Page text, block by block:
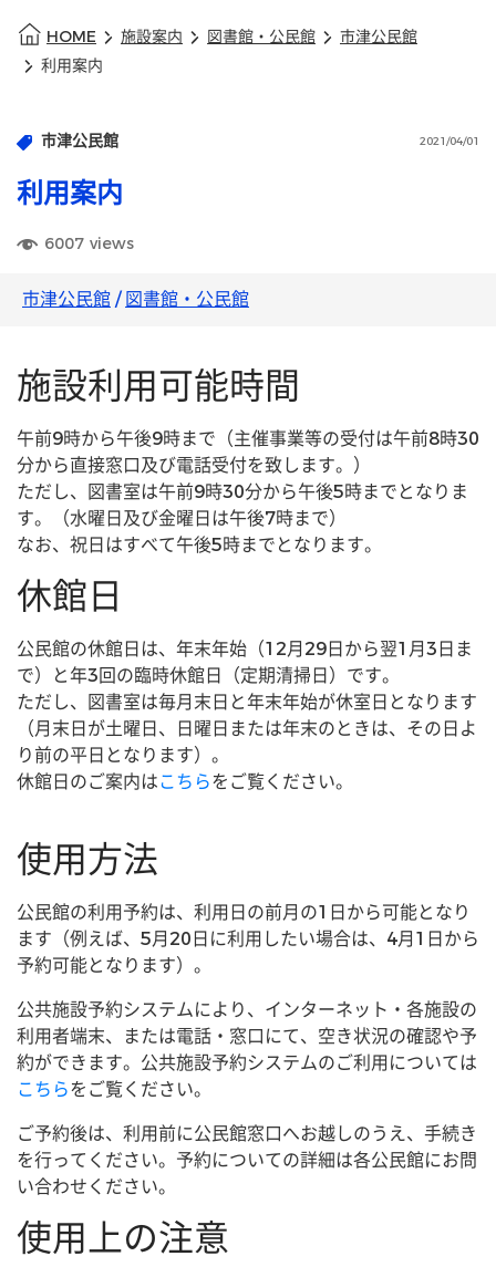
HOME 施設案内 図書館・公民館
市津公民館
利用案内
市津公民館 2021/04/01
利用案内
6007 views
市津公民館/図書館・公民館
施設利用可能時間
午前9時から午後9時まで（主催事業等の受付は午前8時30
分から直接窓口及び電話受付を致します。）
ただし、図書室は午前9時30分から午後5時までとなりま
す。（水曜日及び金曜日は午後7時まで）
なお、祝日はすべて午後5時までとなります。
休館日
公民館の休館日は、年末年始（12月29日から翌1月3日ま
で）と年3回の臨時休館日（定期清掃日）です。
ただし、図書室は毎月末日と年末年始が休室日となります
（月末日が土曜日、日曜日または年末のときは、その日よ
り前の平日となります）。
休館日のご案内はこちらをご覧ください。
使用方法
公民館の利用予約は、利用日の前月の1日から可能となり
ます（例えば、5月20日に利用したい場合は、4月1日から
予約可能となります）。
公共施設予約システムにより、インターネット・各施設の
利用者端末、または電話・窓口にて、空き状況の確認や予
約ができます。公共施設予約システムのご利用については
こちらをご覧ください。
ご予約後は、利用前に公民館窓口へお越しのうえ、手続き
を行ってください。予約についての詳細は各公民館にお問
い合わせください。
使用上の注意